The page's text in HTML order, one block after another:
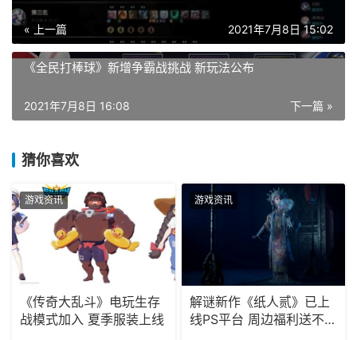
« 上一篇 2021年7月8日 15:02
《全民打棒球》新增争霸战挑战 新玩法公布
下一篇 »
2021年7月8日 16:08
猜你喜欢
游戏资讯
《传奇大乱斗》电玩生存
战模式加入 夏季服装上线
游戏资讯
解谜新作《纸人贰》已上
线PS平台 周边福利送不